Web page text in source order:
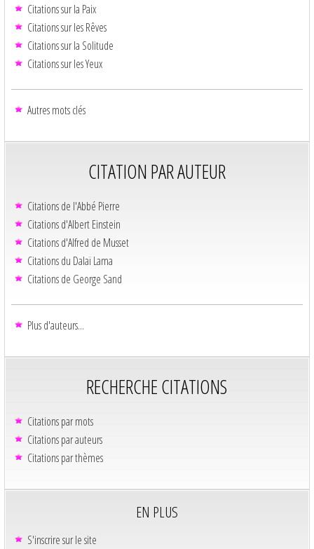
Citations sur la Paix
Citations sur les Rêves
Citations sur la Solitude
Citations sur les Yeux
Autres mots clés
CITATION PAR AUTEUR
Citations de l'Abbé Pierre
Citations d'Albert Einstein
Citations d'Alfred de Musset
Citations du Dalaï Lama
Citations de George Sand
Plus d'auteurs...
RECHERCHE CITATIONS
Citations par mots
Citations par auteurs
Citations par thèmes
EN PLUS
S'inscrire sur le site